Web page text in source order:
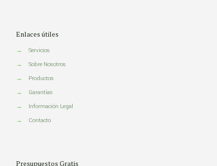
Enlaces útiles
→
Servicios
→
Sobre Nosotros
→
Productos
→
Garantías
→
Información Legal
→
Contacto
Presupuestos Gratis